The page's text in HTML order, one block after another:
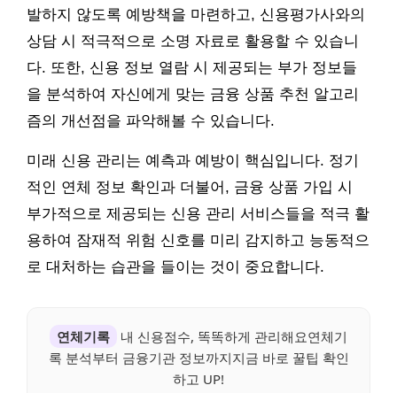
발하지 않도록 예방책을 마련하고, 신용평가사와의
상담 시 적극적으로 소명 자료로 활용할 수 있습니
다. 또한, 신용 정보 열람 시 제공되는 부가 정보들
을 분석하여 자신에게 맞는 금융 상품 추천 알고리
즘의 개선점을 파악해볼 수 있습니다.
미래 신용 관리는 예측과 예방이 핵심입니다. 정기
적인 연체 정보 확인과 더불어, 금융 상품 가입 시
부가적으로 제공되는 신용 관리 서비스들을 적극 활
용하여 잠재적 위험 신호를 미리 감지하고 능동적으
로 대처하는 습관을 들이는 것이 중요합니다.
연체기록
내 신용점수, 똑똑하게 관리해요연체기
록 분석부터 금융기관 정보까지지금 바로 꿀팁 확인
하고 UP!